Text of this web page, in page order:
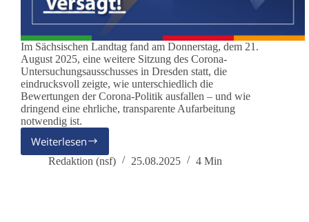
Im Sächsischen Landtag fand am Donnerstag, dem 21.
August 2025, eine weitere Sitzung des Corona-
Untersuchungsausschusses in Dresden statt, die
eindrucksvoll zeigte, wie unterschiedlich die
Bewertungen der Corona-Politik ausfallen – und wie
dringend eine ehrliche, transparente Aufarbeitung
notwendig ist.
Weiterlesen
Corona-
Untersuchungsausschuss
Redaktion (nsf) 25.08.2025 4 Min